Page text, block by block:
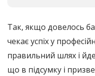
Так, якщо довелось
чекає успіх у
правильний шлях і
що в підсумку і